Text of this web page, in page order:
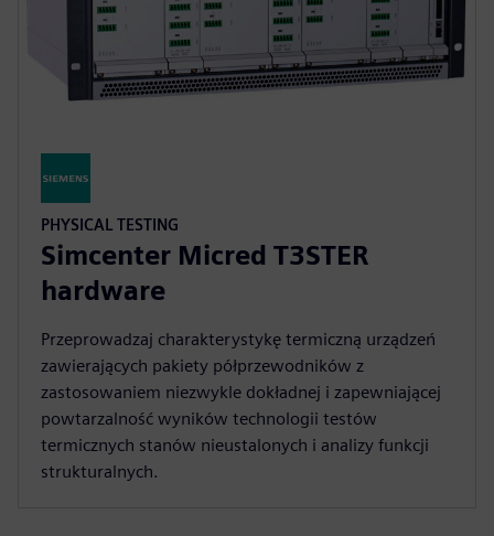
PHYSICAL TESTING
Simcenter Micred T3STER
hardware
Przeprowadzaj charakterystykę termiczną urządzeń
zawierających pakiety półprzewodników z
zastosowaniem niezwykle dokładnej i zapewniającej
powtarzalność wyników technologii testów
termicznych stanów nieustalonych i analizy funkcji
strukturalnych.